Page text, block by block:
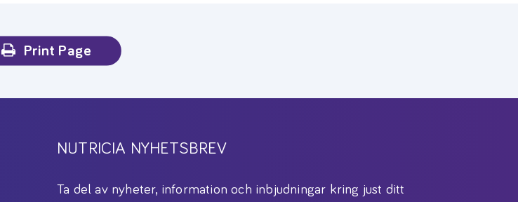
Print Page
NUTRICIA NYHETSBREV
Ta del av nyheter, information och inbjudningar kring just ditt